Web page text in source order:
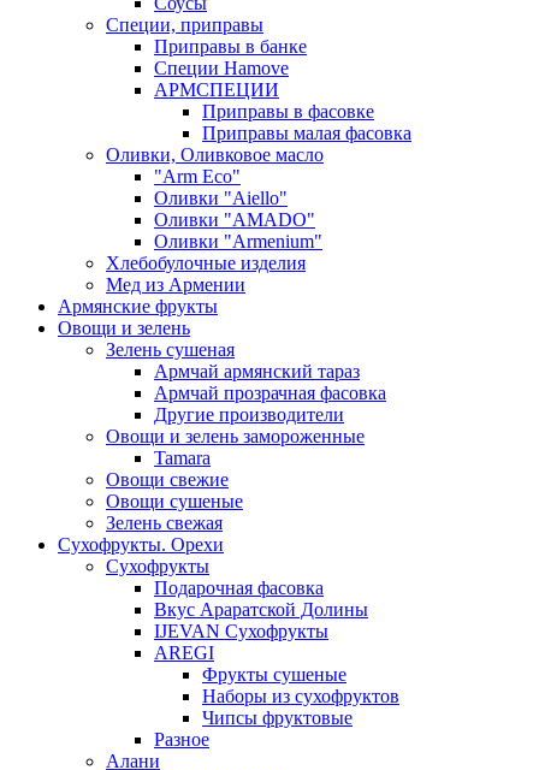
Специи, приправы
Приправы в банке
Специи Hamove
АРМСПЕЦИИ
Приправы в фасовке
Приправы малая фасовка
Оливки, Оливковое масло
"Arm Eco"
Оливки "Aiello"
Оливки "AMADO"
Оливки "Armenium"
Хлебобулочные изделия
Мед из Армении
Армянские фрукты
Овощи и зелень
Зелень сушеная
Армчай армянский тараз
Армчай прозрачная фасовка
Другие производители
Овощи и зелень замороженные
Tamara
Овощи свежие
Овощи сушеные
Зелень свежая
Сухофрукты. Орехи
Сухофрукты
Подарочная фасовка
Вкус Араратской Долины
IJEVAN Сухофрукты
AREGI
Фрукты сушеные
Наборы из сухофруктов
Чипсы фруктовые
Разное
Алани